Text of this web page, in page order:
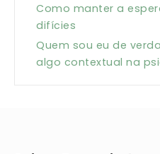
Como manter a
difícies
Quem sou eu de
algo contextual na